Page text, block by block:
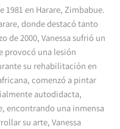
1981 en Harare, Zimbabue.
donde destacó tanto
de 2000, Vanessa sufrió un
provocó una lesión
su rehabilitación en
comenzó a pintar
autodidacta,
encontrando una inmensa
su arte, Vanessa